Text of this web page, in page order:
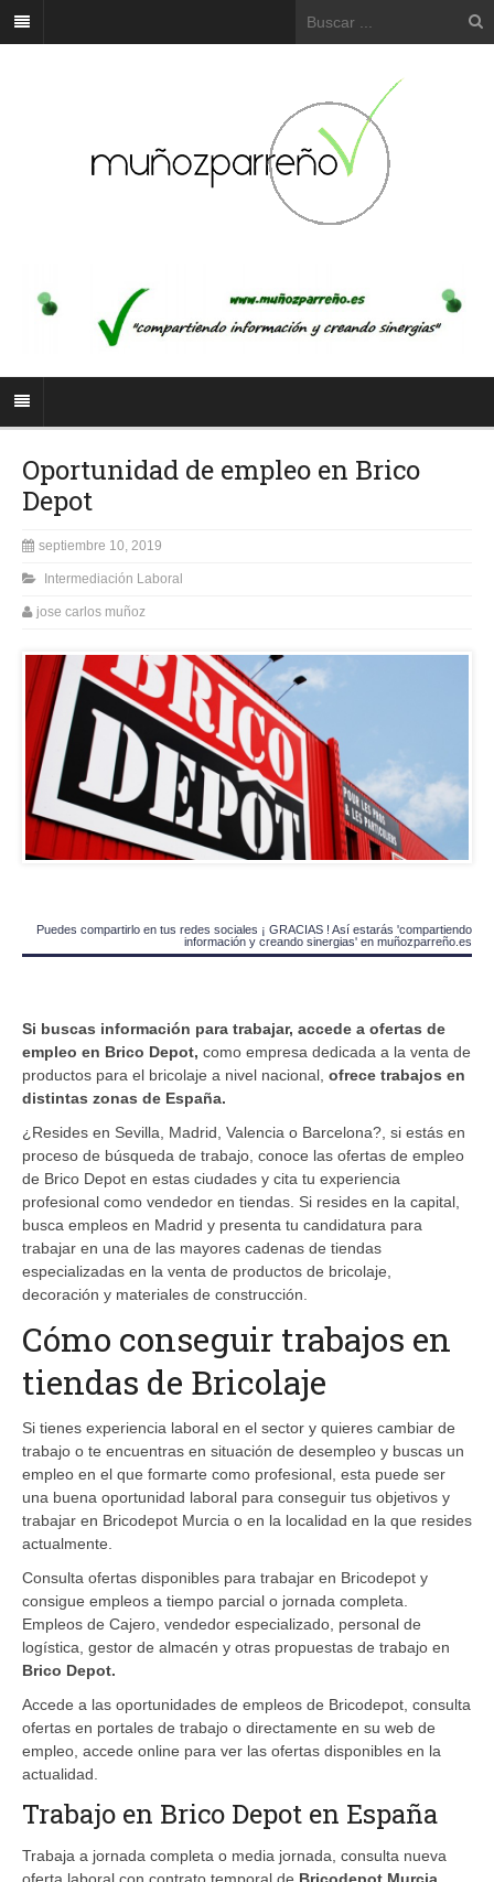
Oportunidad de empleo en Brico
Depot
septiembre 10, 2019
Intermediación Laboral
jose carlos muñoz
Puedes compartirlo en tus redes sociales ¡ GRACIAS ! Así estarás 'compartiendo
información y creando sinergias' en muñozparreño.es
Si buscas información para trabajar, accede a ofertas de
empleo en Brico Depot, como empresa dedicada a la venta de
productos para el bricolaje a nivel nacional, ofrece trabajos en
distintas zonas de España.
¿Resides en Sevilla, Madrid, Valencia o Barcelona?, si estás en
proceso de búsqueda de trabajo, conoce las ofertas de empleo
de Brico Depot en estas ciudades y cita tu experiencia
profesional como vendedor en tiendas. Si resides en la capital,
busca empleos en Madrid y presenta tu candidatura para
trabajar en una de las mayores cadenas de tiendas
especializadas en la venta de productos de bricolaje,
decoración y materiales de construcción.
Cómo conseguir trabajos en
tiendas de Bricolaje
Si tienes experiencia laboral en el sector y quieres cambiar de
trabajo o te encuentras en situación de desempleo y buscas un
empleo en el que formarte como profesional, esta puede ser
una buena oportunidad laboral para conseguir tus objetivos y
trabajar en Bricodepot Murcia o en la localidad en la que resides
actualmente.
Consulta ofertas disponibles para trabajar en Bricodepot y
consigue empleos a tiempo parcial o jornada completa.
Empleos de Cajero, vendedor especializado, personal de
logística, gestor de almacén y otras propuestas de trabajo en
Brico Depot.
Accede a las oportunidades de empleos de Bricodepot, consulta
ofertas en portales de trabajo o directamente en su web de
empleo, accede online para ver las ofertas disponibles en la
actualidad.
Trabajo en Brico Depot en España
Trabaja a jornada completa o media jornada, consulta nueva
oferta laboral con contrato temporal de Bricodepot Murcia